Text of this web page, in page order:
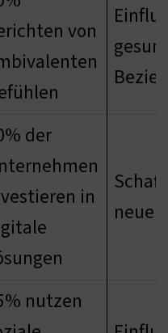
von
der
in
neuer
nutzen